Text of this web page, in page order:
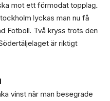
mot ett förmodat topplag.
lyckas man nu få
Fotboll. Två kryss trots den
är riktigt
vinst när man besegrade